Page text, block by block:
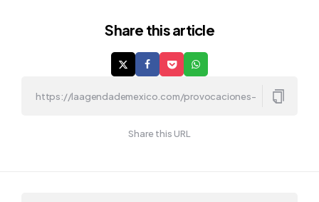
Share this article
Share this URL